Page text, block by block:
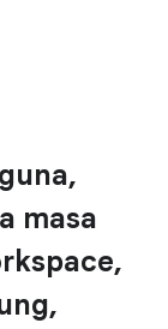
masa